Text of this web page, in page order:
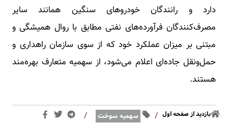
دارد و رانندگان خودروهای سنگین همانند سایر
مصرف‌کنندگان فرآورده‌های نفتی مطابق با روال همیشگی و
مبتنی بر میزان عملکرد خود که از سوی سازمان راهداری و
حمل‌ونقل جاده‌ای اعلام می‌شود، از سهمیه متعارف بهره‌مند
هستند.
بازدید از صفحه اول / سهمیه سوخت /